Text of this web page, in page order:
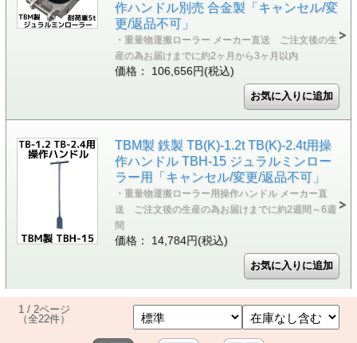
作ハンドル別売 合金製「キャンセル/変
更/返品不可」
・重量物運搬ローラー メーカー直送 ご注文後の生
産の為お届けまでに約2ヶ月から3ヶ月以内
価格： 106,656円(税込)
TBM製 鉄製 TB(K)-1.2t TB(K)-2.4t用操
作ハンドル TBH-15 ジュラルミンロー
ラー用「キャンセル/変更/返品不可」
・重量物運搬ローラー用操作ハンドル メーカー直
送 ご注文後の生産の為お届けまでに約2週間～6週
間
価格： 14,784円(税込)
1 / 2ページ
（全22件）